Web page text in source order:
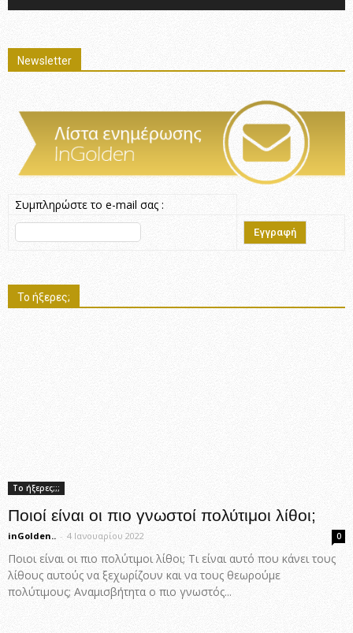
Newsletter
Συμπληρώστε το e-mail σας :
Το ήξερες;
Το ήξερες;;;
Ποιοί είναι οι πιο γνωστοί πολύτιμοι λίθοι;
inGolden.. - 4 Ιανουαρίου 2022 0
Ποιοι είναι οι πιο πολύτιμοι λίθοι; Τι είναι αυτό που κάνει τους
λίθους αυτούς να ξεχωρίζουν και να τους θεωρούμε
πολύτιμους; Αναμισβήτητα ο πιο γνωστός...